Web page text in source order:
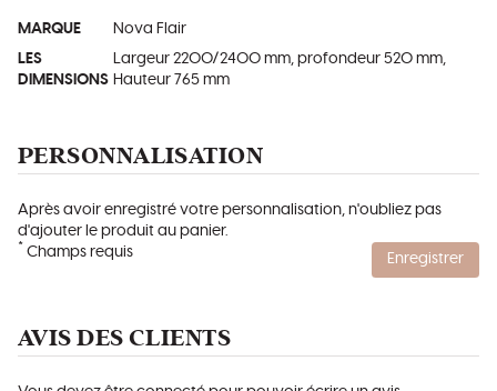
MARQUE
Nova Flair
LES
DIMENSIONS
Largeur 2200/2400 mm, profondeur 520 mm,
Hauteur 765 mm
PERSONNALISATION
Après avoir enregistré votre personnalisation, n'oubliez pas
d'ajouter le produit au panier.
* Champs requis Enregistrer
AVIS DES CLIENTS